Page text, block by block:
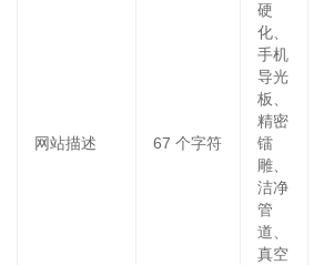
网站描述 67 个字符
硬
化、
手机
导光
板、
精密
镭
雕、
洁净
管
道、
真空